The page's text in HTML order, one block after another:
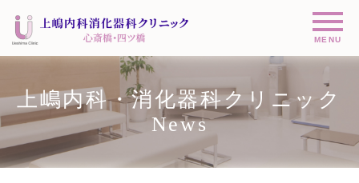
上嶋内科・消化器科クリニック
News